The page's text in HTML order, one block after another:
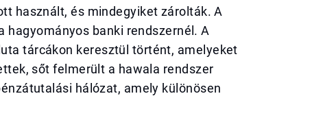
használt, és mindegyiket zárolták. A
hagyományos banki rendszernél. A
tárcákon keresztül történt, amelyeket
sőt felmerült a hawala rendszer
hálózat, amely különösen